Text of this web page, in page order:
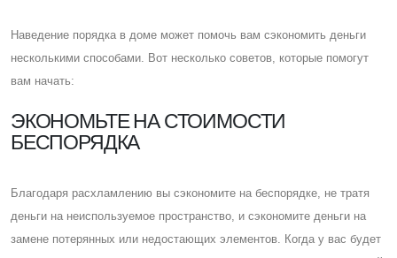
Наведение порядка в доме может помочь вам сэкономить деньги
несколькими способами. Вот несколько советов, которые помогут
вам начать:
ЭКОНОМЬТЕ НА СТОИМОСТИ
БЕСПОРЯДКА
Благодаря расхламлению вы сэкономите на беспорядке, не тратя
деньги на неиспользуемое пространство, и сэкономите деньги на
замене потерянных или недостающих элементов. Когда у вас будет